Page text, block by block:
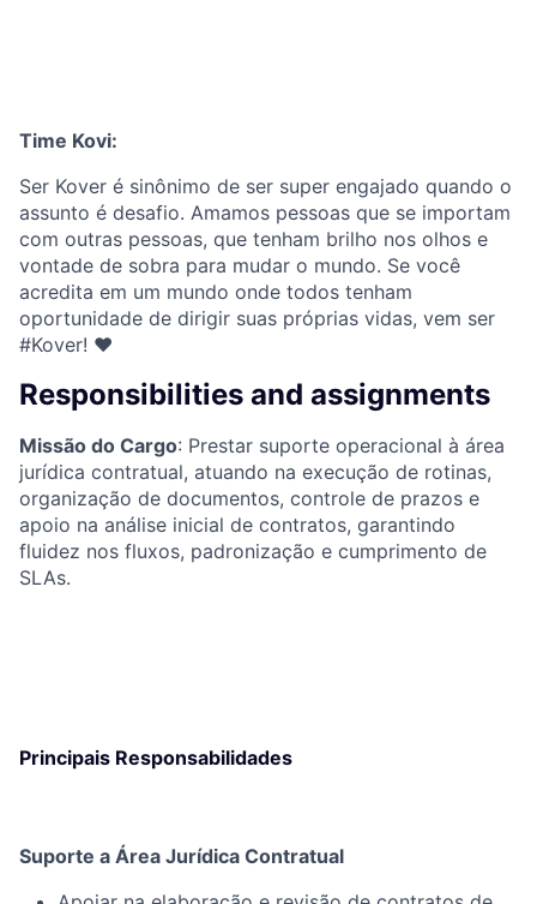
Time Kovi:
Ser Kover é sinônimo de ser super engajado quando o
assunto é desafio. Amamos pessoas que se importam
com outras pessoas, que tenham brilho nos olhos e
vontade de sobra para mudar o mundo. Se você
acredita em um mundo onde todos tenham
oportunidade de dirigir suas próprias vidas, vem ser
#Kover! ♥
Responsibilities and assignments
Missão do Cargo: Prestar suporte operacional à área
jurídica contratual, atuando na execução de rotinas,
organização de documentos, controle de prazos e
apoio na análise inicial de contratos, garantindo
fluidez nos fluxos, padronização e cumprimento de
SLAs.
Principais Responsabilidades
Suporte a Área Jurídica Contratual